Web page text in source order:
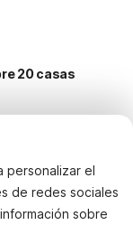
personalizar el
de redes sociales
sobre
20 casas
marti-de-